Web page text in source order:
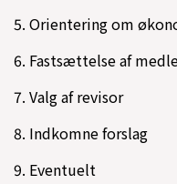
5. Orientering om
6. Fastsættelse af
7. Valg af revisor
8. Indkomne forslag
9. Eventuelt